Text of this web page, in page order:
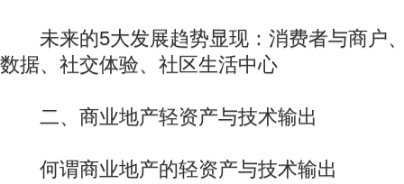
未来的5大发展趋势显现：消费者与商户
数据、社交体验、社区生活中心
二、商业地产轻资产与技术输出
何谓商业地产的轻资产与技术输出